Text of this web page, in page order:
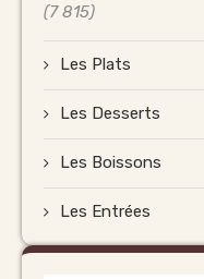
(7 815)
Les Plats
Les Desserts
Les Boissons
Les Entrées